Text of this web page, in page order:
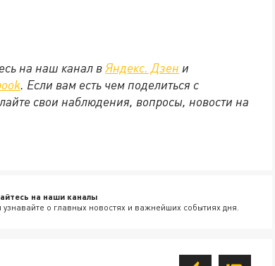
на наш канал вЯндекс. Дзен и
. Если вам есть чем поделиться с
свои наблюдения, вопросы, новости на
на наши каналы
о главных новостях и важнейших событиях дня.